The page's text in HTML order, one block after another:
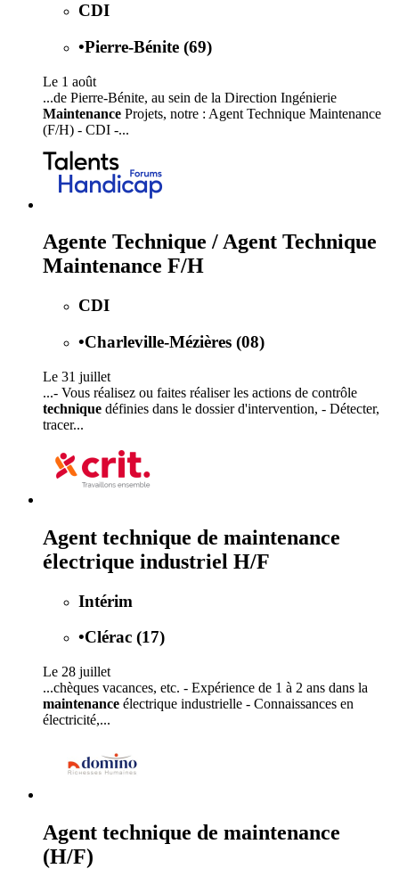
CDI
•Pierre-Bénite (69)
Le 1 août
...de Pierre-Bénite, au sein de la Direction Ingénierie
Maintenance Projets, notre : Agent Technique Maintenance
(F/H) - CDI -...
Agente Technique / Agent Technique
Maintenance F/H
CDI
•Charleville-Mézières (08)
Le 31 juillet
...- Vous réalisez ou faites réaliser les actions de contrôle
technique définies dans le dossier d'intervention, - Détecter,
tracer...
Agent technique de maintenance
électrique industriel H/F
Intérim
•Clérac (17)
Le 28 juillet
...chèques vacances, etc. - Expérience de 1 à 2 ans dans la
maintenance électrique industrielle - Connaissances en
électricité,...
Agent technique de maintenance
(H/F)